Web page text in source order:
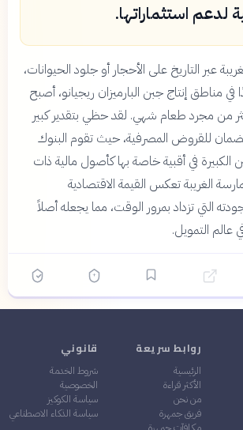
لدعم استثماراتها.
عبر التاريخ على الأحجار أو جلود الحيوانات،
في مناطق إنتاج جبن البارميزان ريجيانو، أصبح
من مجرد طعام شهي. لقد حظي بتقدير كبير
للقروض المصرفية، حيث تقوم البنوك
في أقبية خاصة بها كأصول مالية ذات
الغريبة تعكس القيمة الاقتصادية
التي تزداد بمرور الوقت، مما يجعله أصلاً
عالم التمويل.
روابط سريعة
الرئيسية
الأكثر قراءة
من نحن
فريق جمهرة
قانوني
شروط الخدمة
الخصوصية
سياسة الكوكيز
سياسة الذكاء الاصطناعي